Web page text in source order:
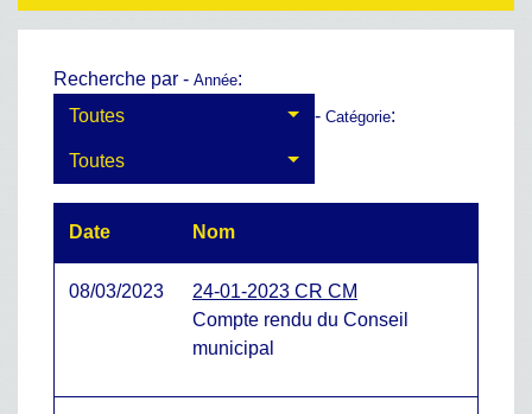
Recherche par - Année:
Toutes
- Catégorie:
Toutes
Date Nom
08/03/2023
24-01-2023 CR CM
Compte rendu du Conseil
municipal